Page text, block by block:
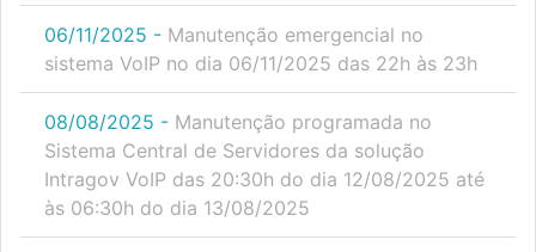
06/11/2025 - Manutenção emergencial no
sistema VoIP no dia 06/11/2025 das 22h às 23h
08/08/2025 - Manutenção programada no
Sistema Central de Servidores da solução
Intragov VoIP das 20:30h do dia 12/08/2025 até
às 06:30h do dia 13/08/2025